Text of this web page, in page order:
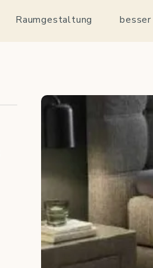
Raumgestaltung besser